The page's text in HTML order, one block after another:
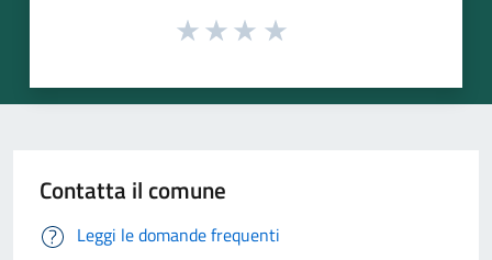
Contatta il comune
Leggi le domande frequenti